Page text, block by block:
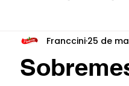
Franccini 25 de